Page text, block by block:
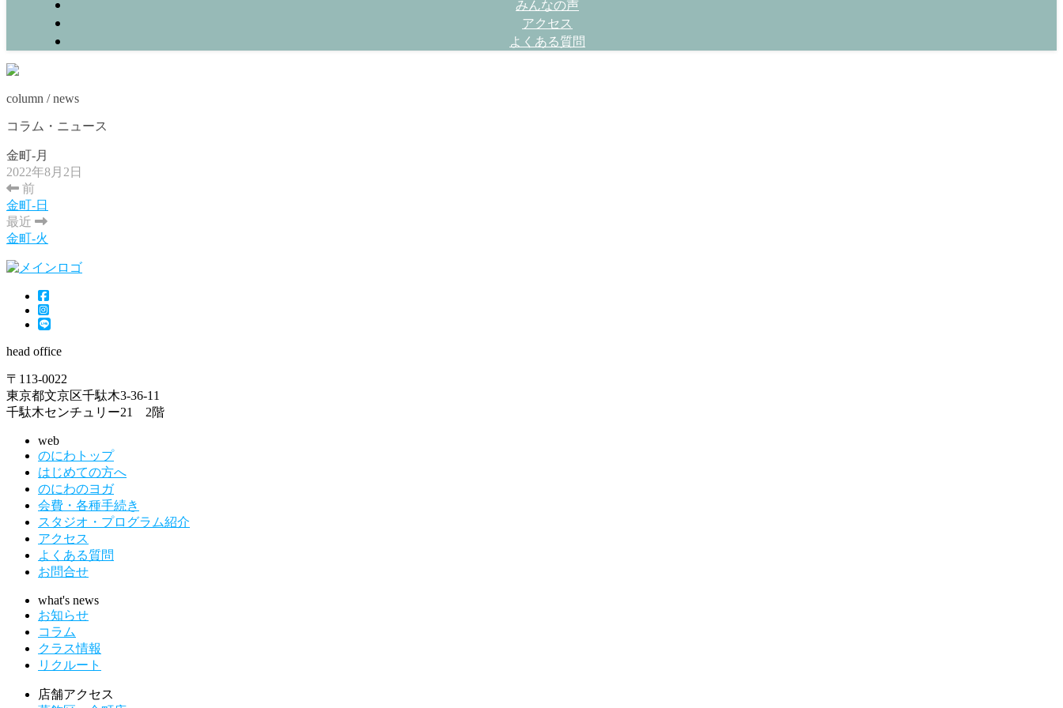
みんなの声
アクセス
よくある質問
column / news
コラム・ニュース
金町-月
2022年8月2日
前
金町-日
最近
金町-火
head office
〒113-0022
東京都文京区千駄木3-36-11
千駄木センチュリー21 2階
web
のにわトップ
はじめての方へ
のにわのヨガ
会費・各種手続き
スタジオ・プログラム紹介
アクセス
よくある質問
お問合せ
what's news
お知らせ
コラム
クラス情報
リクルート
店舗アクセス